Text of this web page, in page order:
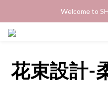
Welcome to
花束設計-